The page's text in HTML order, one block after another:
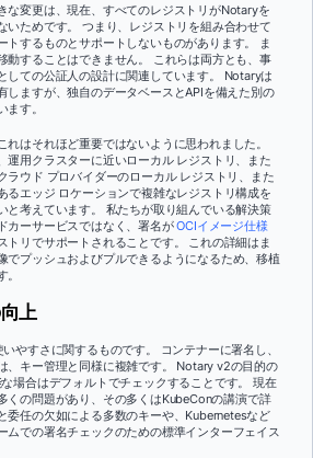
な変更は、現在、すべてのレジストリがNotaryを
いためです。 つまり、レジストリを組み合わせて
トするものとサポートしないものがあります。 ま
動することはできません。 これらは両方とも、事
しての公証人の設計に関連しています。 Notaryは
しますが、独自のデータベースとAPIを備えた別の
ます。
はそれほど重要ではないように思われました。
運用クラスターに近いローカル レジストリ、また
ラウド プロバイダーのローカル レジストリ、また
るエッジ ロケーションで複雑なレジストリ構成を
と考えています。 私たちが取り組んでいる解決策
カーサービスではなく、署名がOCIイメージ仕様
トリでサポートされることです。 これの詳細はま
でプッシュおよびプルできるようになるため、移植
上
やすさに関するものです。 コンテナーに署名し、
、キー管理と同様に複雑です。 Notary v2の目的の
場合はデフォルトでチェックすることです。 現在
くの問題があり、その多くはKubeConの講演で詳
委任の欠如による多数のキーや、Kubernetesなど
ムでの署名チェックのための標準インターフェイス